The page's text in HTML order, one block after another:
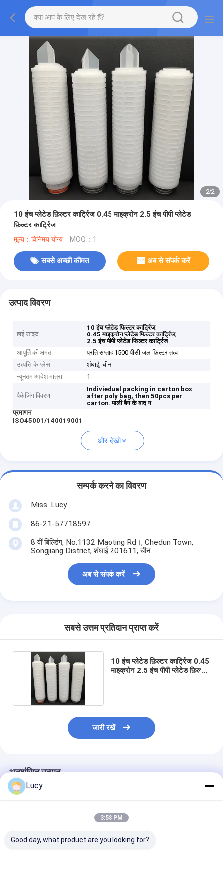
2/2
10 इंच प्लेटेड फ़िल्टर कार्ट्रिज 0.45 माइक्रोन 2.5 इंच पीपी प्लेटेड
फ़िल्टर कार्ट्रिज
मूल्य：विनिमय योग्य MOQ：1
सबसे अच्छी कीमत अब से संपर्क करें
उत्पाद विवरण
हाई लाइट
10 इंच प्लेटेड फिल्टर कार्ट्रिज,
0.45 माइक्रोन प्लेटेड फिल्टर कार्ट्रिज,
2.5 इंच पीपी प्लेटेड फिल्टर कार्ट्रिज
आपूर्ति की क्षमता
प्रति सप्ताह 1500 पीसी जल फ़िल्टर तत्व
उत्पत्ति के प्लेस
शंघाई, चीन
न्यूनतम आदेश मात्रा
1
पैकेजिंग विवरण
Indiviedual packing in carton box
after poly bag, then 50pcs per
carton. पाली बैग के बाद ग
प्रमाणन
ISO45001/140019001
और देखो
सम्पर्क करने का विवरण
Miss. Lucy
86-21-57718597
8 वीं बिल्डिंग, No.1132 Maoting Rd।, Chedun Town,
Songjiang District, शंघाई 201611, चीन
अब से संपर्क करें
सबसे उत्तम प्रतिदान प्राप्त करें
10 इंच प्लेटेड फ़िल्टर कार्ट्रिज 0.45
माइक्रोन 2.5 इंच पीपी प्लेटेड फ़िल्टर
जारी रखें
अनुशंसित उत्पाद
Lucy
3:58 PM
Good day, what product are you looking for?